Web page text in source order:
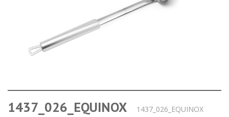
1437_026_EQUINOX 1437_026_EQUINOX